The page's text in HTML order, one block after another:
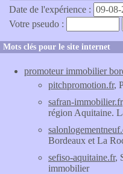
Date de l'expérience :
Votre pseudo :
Mots clés pour le site internet
promoteur immobilier
pitchpromotion.fr,
safran-immobilier.fr
région Aquitaine.
Bordeaux et La
sefiso-aquitaine.fr,
immobilier